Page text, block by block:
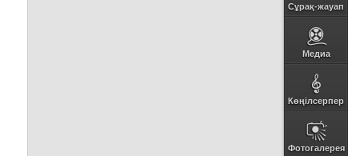
Сұрақ-жауап
Медиа
Көңілсерпер
Фотогалерея